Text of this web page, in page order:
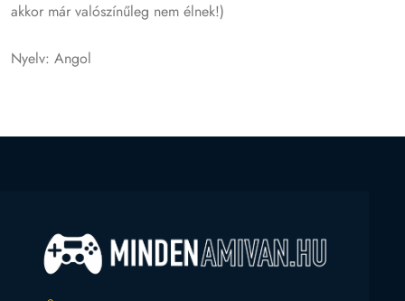
akkor már valószínűleg nem élnek!)
Nyelv: Angol